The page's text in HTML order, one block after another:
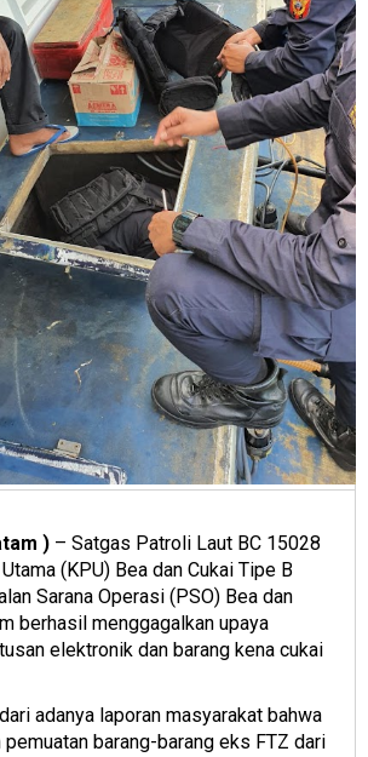
) – Satgas Patroli Laut BC 15028
(KPU) Bea dan Cukai Tipe B
Sarana Operasi (PSO) Bea dan
berhasil menggagalkan upaya
elektronik dan barang kena cukai
adanya laporan masyarakat bahwa
pemuatan barang-barang eks FTZ dari